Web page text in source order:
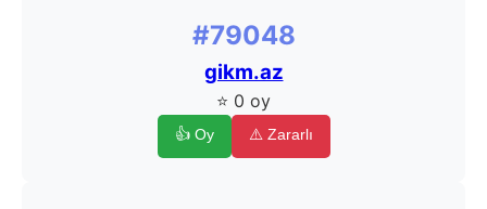
#79048
gikm.az
⭐ 0 oy
👍 Oy ⚠️ Zararlı